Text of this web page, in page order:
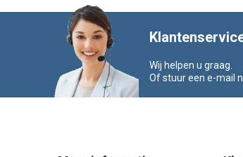
Wij helpen u graag.
Of stuur een e-mail